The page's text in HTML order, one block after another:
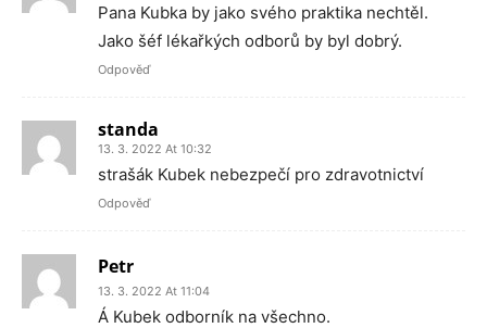
Pana Kubka by jako svého praktika nechtěl.
Jako šéf lékařkých odborů by byl dobrý.
Odpověď
standa
13. 3. 2022 At 10:32
strašák Kubek nebezpečí pro zdravotnictví
Odpověď
Petr
13. 3. 2022 At 11:04
Á Kubek odborník na všechno.